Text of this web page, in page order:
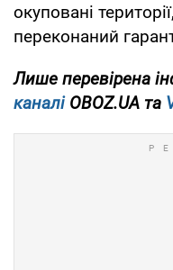
окуповані
переконаний
Лише перевірена
каналіOBOZ.UA та